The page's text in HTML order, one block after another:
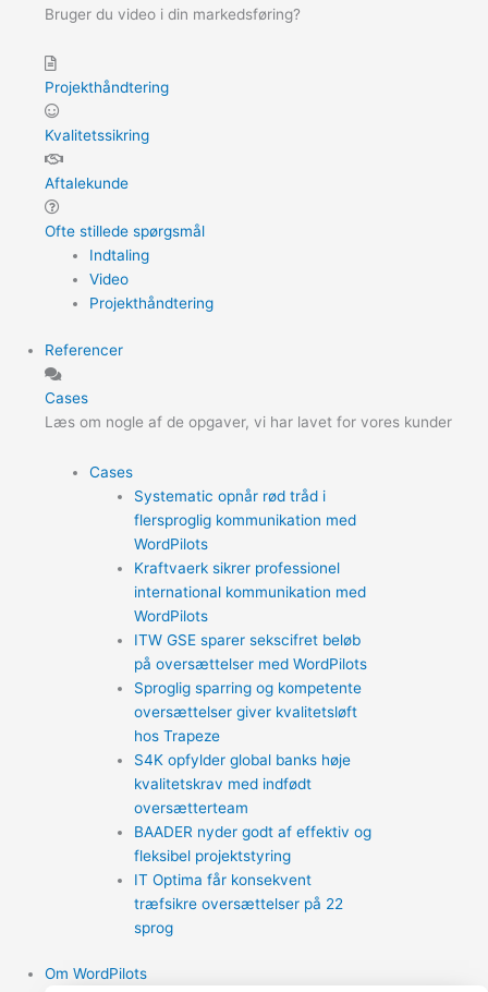
Bruger du video i din markedsføring?
Projekthåndtering
Kvalitetssikring
Aftalekunde
Ofte stillede spørgsmål
Indtaling
Video
Projekthåndtering
Referencer
Cases
Læs om nogle af de opgaver, vi har lavet for vores kunder
Cases
Systematic opnår rød tråd i
flersproglig kommunikation med
WordPilots
Kraftvaerk sikrer professionel
international kommunikation med
WordPilots
ITW GSE sparer sekscifret beløb
på oversættelser med WordPilots
Sproglig sparring og kompetente
oversættelser giver kvalitetsløft
hos Trapeze
S4K opfylder global banks høje
kvalitetskrav med indfødt
oversætterteam
BAADER nyder godt af effektiv og
fleksibel projektstyring
IT Optima får konsekvent
træfsikre oversættelser på 22
sprog
Om WordPilots